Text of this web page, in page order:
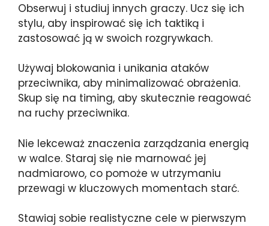
Obserwuj i studiuj innych graczy. Ucz się ich
stylu, aby inspirować się ich taktiką i
zastosować ją w swoich rozgrywkach.
Używaj blokowania i unikania ataków
przeciwnika, aby minimalizować obrażenia.
Skup się na timing, aby skutecznie reagować
na ruchy przeciwnika.
Nie lekceważ znaczenia zarządzania energią
w walce. Staraj się nie marnować jej
nadmiarowo, co pomoże w utrzymaniu
przewagi w kluczowych momentach starć.
Stawiaj sobie realistyczne cele w pierwszym